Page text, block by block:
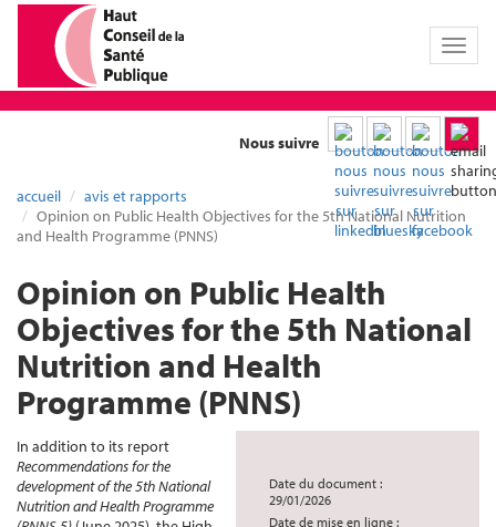
Toggle
Nous suivre
accueil
avis et rapports
Opinion on Public Health Objectives for the 5th National Nutrition
and Health Programme (PNNS)
Opinion on Public Health
Objectives for the 5th National
Nutrition and Health
Programme (PNNS)
Date du document :
29/01/2026
Date de mise en ligne :
In addition to its report
Recommendations for the
development of the 5th National
Nutrition and Health Programme